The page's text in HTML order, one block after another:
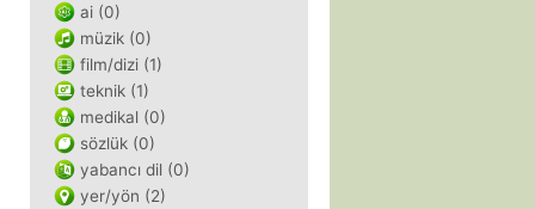
ai (0)
müzik (0)
film/dizi (1)
teknik (1)
medikal (0)
sözlük (0)
yabancı dil (0)
yer/yön (2)